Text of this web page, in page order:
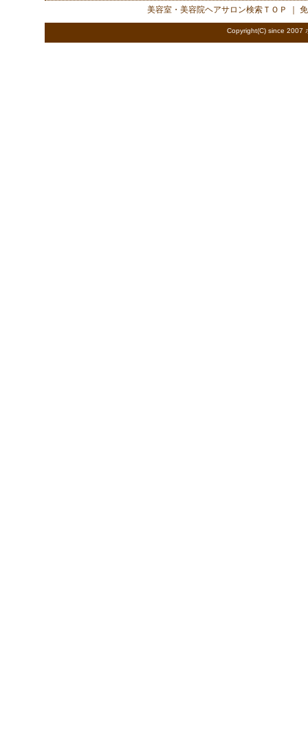
美容室・美容院ヘアサロン検索 ＴＯＰ ｜
Copyright(C) since 2007